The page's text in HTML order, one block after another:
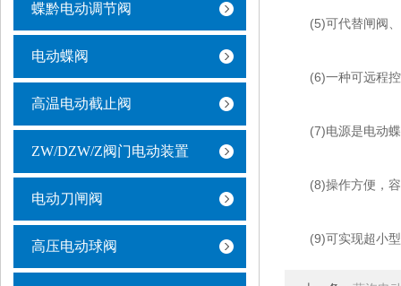
蝶黔电动调节阀
电动蝶阀
高温电动截止阀
ZW/DZW/Z阀门电动装置
电动刀闸阀
高压电动球阀
(5)可代替闸阀、
(6)一种可远程控
(7)电源是电动蝶
(8)操作方便，容
(9)可实现超小型